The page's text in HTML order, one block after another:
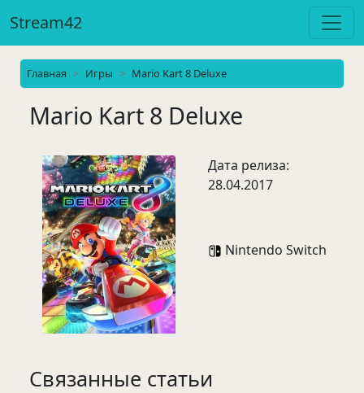
Stream42
Главная Игры Mario Kart 8 Deluxe
Mario Kart 8 Deluxe
Дата релиза:
28.04.2017
Nintendo Switch
Связанные статьи